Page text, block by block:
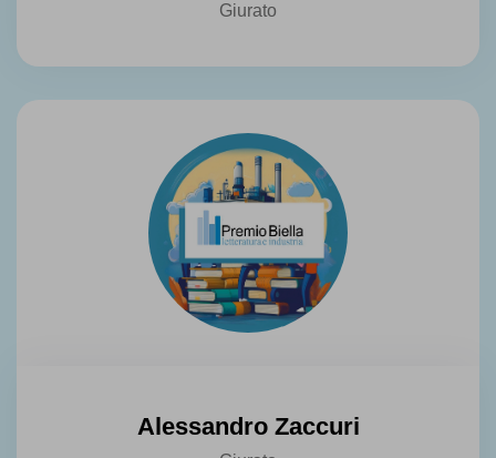
Giurato
Alessandro Zaccuri